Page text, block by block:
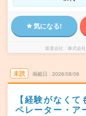
気になる!
派遣会社 株式会
未読 掲載日 2026/08/06
【経験がなく
ペレーター・ア